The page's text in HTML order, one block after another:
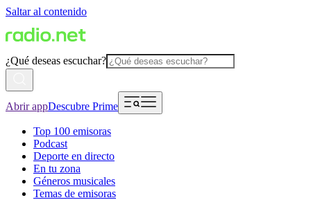
Saltar al contenido
¿Qué deseas escuchar?
Abrir appDescubre Prime
Top 100 emisoras
Podcast
Deporte en directo
En tu zona
Géneros musicales
Temas de emisoras